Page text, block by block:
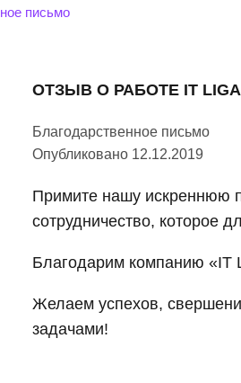
письмо
ОТЗЫВ О РАБОТЕ IT
Благодарственное письмо
Опубликовано 12.12.2019
Примите нашу искреннюю
сотрудничество, которое
Благодарим компанию «IT
Желаем успехов,
задачами!